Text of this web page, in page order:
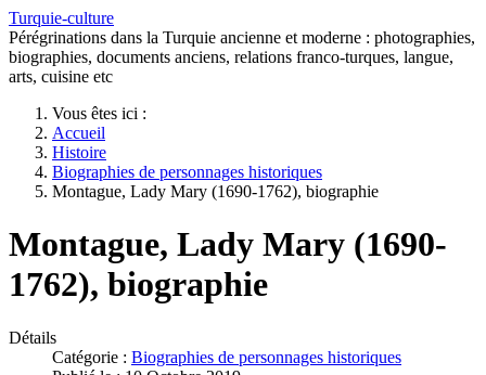
Turquie-culture
Pérégrinations dans la Turquie ancienne et moderne : photographies,
biographies, documents anciens, relations franco-turques, langue,
arts, cuisine etc
Vous êtes ici :
Accueil
Histoire
Biographies de personnages historiques
Montague, Lady Mary (1690-1762), biographie
Montague, Lady Mary (1690-
1762), biographie
Détails
Catégorie : Biographies de personnages historiques